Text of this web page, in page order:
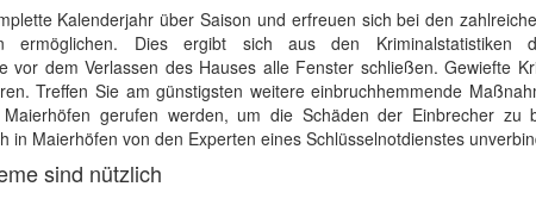
Kalenderjahr über Saison und erfreuen sich bei den
ermöglichen. Dies ergibt sich aus den Kriminalstatistiken
vor dem Verlassen des Hauses alle Fenster schließen. Gewiefte
Treffen Sie am günstigsten weitere einbruchhemmende
gerufen werden, um die Schäden der Einbrecher zu
in Maierhöfen von den Experten eines Schlüsselnotdienstes
sind nützlich